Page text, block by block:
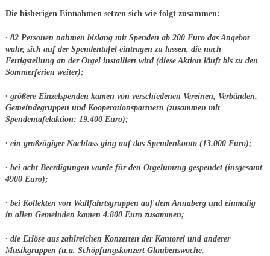
Die bisherigen Einnahmen setzen sich wie folgt zusammen:
· 82 Personen nahmen bislang mit Spenden ab 200 Euro das Angebot
wahr, sich auf der Spendentafel eintragen zu lassen, die nach
Fertigstellung an der Orgel installiert wird (diese Aktion läuft bis zu den
Sommerferien weiter);
· größere Einzelspenden kamen von verschiedenen Vereinen, Verbänden,
Gemeindegruppen und Kooperationspartnern (zusammen mit
Spendentafelaktion: 19.400 Euro);
· ein großzügiger Nachlass ging auf das Spendenkonto (13.000 Euro);
· bei acht Beerdigungen wurde für den Orgelumzug gespendet (insgesamt
4900 Euro);
· bei Kollekten von Wallfahrtsgruppen auf dem Annaberg und einmalig
in allen Gemeinden kamen 4.800 Euro zusammen;
· die Erlöse aus zahlreichen Konzerten der Kantorei und anderer
Musikgruppen (u.a. Schöpfungskonzert Glaubenswoche,